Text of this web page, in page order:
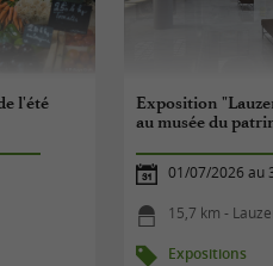
l'été
Exposition
au musée du
01/07/2026 au
15,7 km -
Expositions